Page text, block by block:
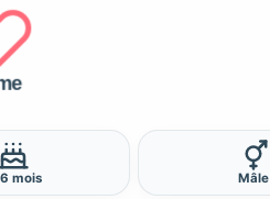
mois Mâle